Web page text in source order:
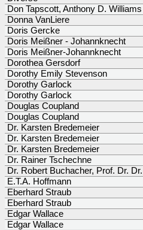
Don Tapscott, Anthony D. Williams
Donna VanLiere
Doris Gercke
Doris Meißner - Johannknecht
Doris Meißner-Johannknecht
Dorothea Gersdorf
Dorothy Emily Stevenson
Dorothy Garlock
Dorothy Garlock
Douglas Coupland
Douglas Coupland
Dr. Karsten Bredemeier
Dr. Karsten Bredemeier
Dr. Karsten Bredemeier
Dr. Rainer Tschechne
Dr. Robert Buchacher, Prof. Dr.
E.T.A. Hoffmann
Eberhard Straub
Eberhard Straub
Edgar Wallace
Edgar Wallace